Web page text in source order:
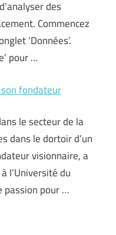
des
Commencez
‘Données’.
pour …
fondateur
le secteur de la
dans le dortoir d’un
visionnaire, a
l’Université du
passion pour …